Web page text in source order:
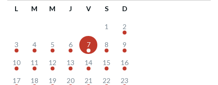
L M M J V S D
1 2
3 4 5 6 7 8 9
10 11 12 13 14 15 16
17 18 19 20 21 22 23